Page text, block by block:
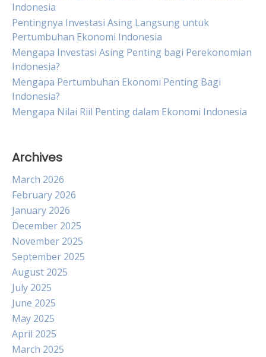
Indonesia
Pentingnya Investasi Asing Langsung untuk
Pertumbuhan Ekonomi Indonesia
Mengapa Investasi Asing Penting bagi Perekonomian
Indonesia?
Mengapa Pertumbuhan Ekonomi Penting Bagi
Indonesia?
Mengapa Nilai Riil Penting dalam Ekonomi Indonesia
Archives
March 2026
February 2026
January 2026
December 2025
November 2025
September 2025
August 2025
July 2025
June 2025
May 2025
April 2025
March 2025